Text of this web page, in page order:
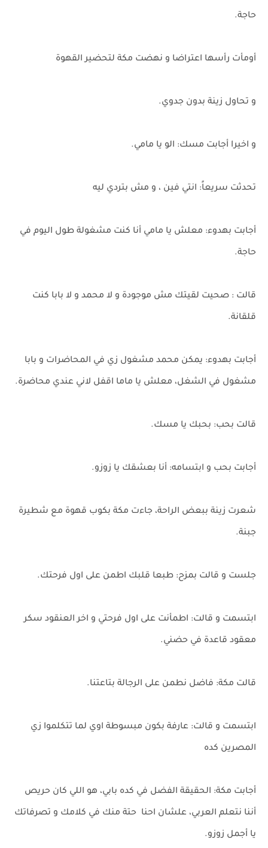
حاجة.
أومأت رأسها اعتراضا و نهضت مكة لتحضير القهوة
و تحاول زينة بدون جدوي.
و اخيرا أجابت مسك: الو يا مامي.
تحدثت سريعاً: انتي فين ، و مش بتردي ليه
أجابت بهدوء: معلش يا مامي أنا كنت مشغولة طول اليوم في
حاجة.
قالت : صحيت لقيتك مش موجودة و لا محمد و لا بابا كنت
قلقانة.
أجابت بهدوء: يمكن محمد مشغول زي في المحاضرات و بابا
مشغول في الشغل، معلش يا ماما اقفل لاني عندي محاضرة.
قالت بحب: بحبك يا مسك.
أجابت بحب و ابتسامه: أنا بعشقك يا زوزو.
شعرت زينة ببعض الراحة، جاءت مكة بكوب قهوة مع شطيرة
جبنة.
جلست و قالت بمزح: طبعا قلبك اطمن على اول فرحتك.
ابتسمت و قالت: اطمأنت على اول فرحتي و اخر العنقود سكر
معقود قاعدة في حضني.
قالت مكة: فاضل نطمن على الرجالة بتاعتنا.
ابتسمت و قالت: عارفة بكون مبسوطة اوي لما تتكلموا زي
المصرين كده
أجابت مكة: الحقيقة الفضل في كده بابي، هو اللي كان حريص
أننا نتعلم العربي، علشان احنا حتة منك في كلامك و تصرفاتك
يا أجمل زوزو.